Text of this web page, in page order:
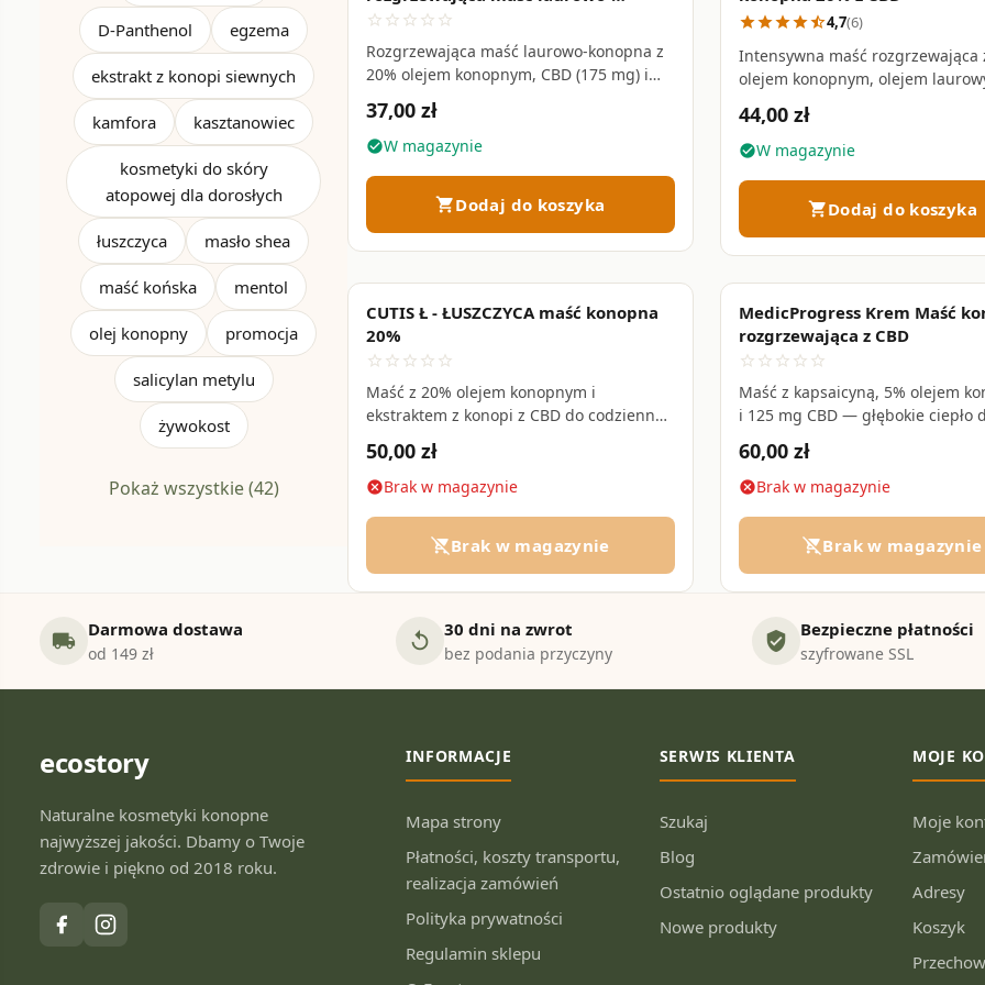
D-Panthenol egzema
ekstrakt z konopi siewnych
kamfora kasztanowiec
kosmetyki do skóry
atopowej dla dorosłych
łuszczyca masło shea
maść końska mentol
olej konopny promocja
salicylan metylu
żywokost
Pokaż wszystkie (42)
Nie. Kannabidiol nie wiąże się silnie z receptorami CB1 w mózgu, dlatego nie
stosowane na skórę nie wchłaniają się do krwiobiegu w ilościach mogących
konopne mogą zawierać maksymalnie 0,3% THC (od maja 2022), a sam CBD nie
konopna z CBD
star_border star_border star_border star_border star_border
Rozgrzewająca maść laurowo-konopna z
20% olejem konopnym, CBD (175 mg) i
kapsaicyną — łagodzi napięcie mięśni i
wspiera krążenie • 175 ml
37,00 zł
check_circleW magazynie
shopping_cartDodaj do koszyka
starstarstarstarstar_half4,7(6)
Intensywna maść rozgrzewająca
olejem konopnym, olejem
mg CBD — wsparcie dla
mięśni, stawów i kręgosłupa • 250
44,00 zł
check_circleW magazynie
shopping_cartDodaj do koszyka
CUTIS Ł - ŁUSZCZYCA maść konopna
20%
star_border star_border star_border star_border star_border
Maść z 20% olejem konopnym i
ekstraktem z konopi z CBD do codziennej
pielęgnacji skóry zmienionej łuszczycą i
innymi dermatozami • 120 ml
50,00 zł
cancelBrak w magazynie
remove_shopping_cartBrak w magazynie
MedicProgress Krem Maść
rozgrzewająca z CBD
star_border star_border star_border star_border star_border
Maść z kapsaicyną, 5% olejem
i 125 mg CBD — głębokie ciepło
zmęczonych mięśni i sztywnych
125 ml
60,00 zł
cancelBrak w magazynie
remove_shopping_cartBrak w magazynie
local_shipping Darmowa dostawa
od 149 zł
replay 30 dni na zwrot
bez podania przyczyny
verified_user Bezpieczne płatności
szyfrowane SSL
ecostory
Naturalne kosmetyki konopne
najwyższej jakości. Dbamy o Twoje
zdrowie i piękno od 2018 roku.
INFORMACJE
Mapa strony
Płatności, koszty transportu,
realizacja zamówień
Polityka prywatności
Regulamin sklepu
SERWIS KLIENTA
Szukaj
Blog
Ostatnio oglądane produkty
Nowe produkty
MOJE
Moje
Adresy
Koszyk